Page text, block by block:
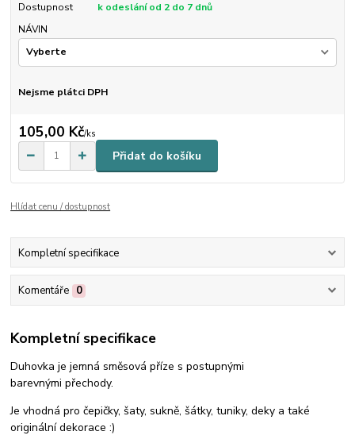
Dostupnost
k odeslání od 2 do 7 dnů
NÁVIN
Nejsme plátci DPH
105,00 Kč/ks
Přidat do košíku
Hlídat cenu / dostupnost
Kompletní specifikace
Komentáře 0
Kompletní specifikace
Duhovka je jemná směsová příze s postupnými
barevnými přechody.
Je vhodná pro čepičky, šaty, sukně, šátky, tuniky, deky a také
originální dekorace :)